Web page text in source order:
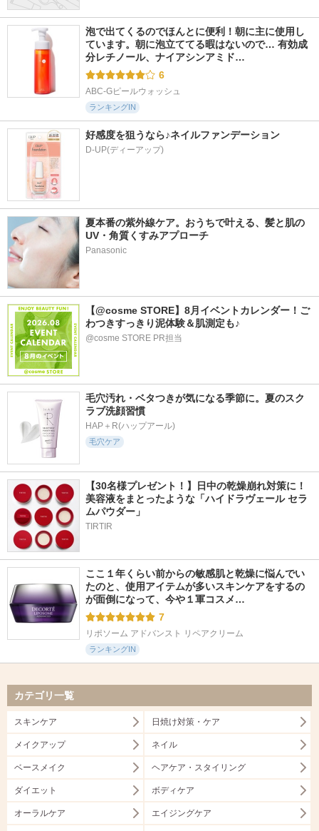
泡で出てくるのでほんとに便利！朝に主に使用し
ています。朝に泡立ててる暇はないので… 有効成
分レチノール、ナイアシンアミド…
6
ABC-Gピールウォッシュ
ランキングIN
好感度を狙うなら♪ネイルファンデーション
D-UP(ディーアップ)
夏本番の紫外線ケア。おうちで叶える、髪と肌の
UV・角質くすみアプローチ
Panasonic
【@cosme STORE】8月イベントカレンダー！ご
わつきすっきり泥体験＆肌測定も♪
@cosme STORE PR担当
毛穴汚れ・ベタつきが気になる季節に。夏のスク
ラブ洗顔習慣
HAP＋R(ハップアール)
毛穴ケア
【30名様プレゼント！】日中の乾燥崩れ対策に！
美容液をまとったような「ハイドラヴェール セラ
ムパウダー」
TIRTIR
ここ１年くらい前からの敏感肌と乾燥に悩んでい
たのと、使用アイテムが多いスキンケアをするの
が面倒になって、今や１軍コスメ…
7
リポソーム アドバンスト リペアクリーム
ランキングIN
カテゴリ一覧
スキンケア 日焼け対策・ケア
メイクアップ ネイル
ベースメイク ヘアケア・スタイリング
ダイエット ボディケア
オーラルケア エイジングケア